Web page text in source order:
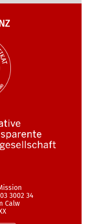
3002 34
Calw